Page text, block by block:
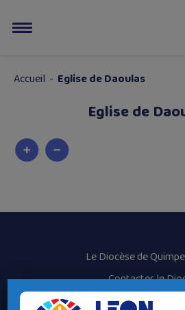
Accueil - Eglise de Daoulas
Eglise de
Le Diocèse de
Contacter le
Contacter ma